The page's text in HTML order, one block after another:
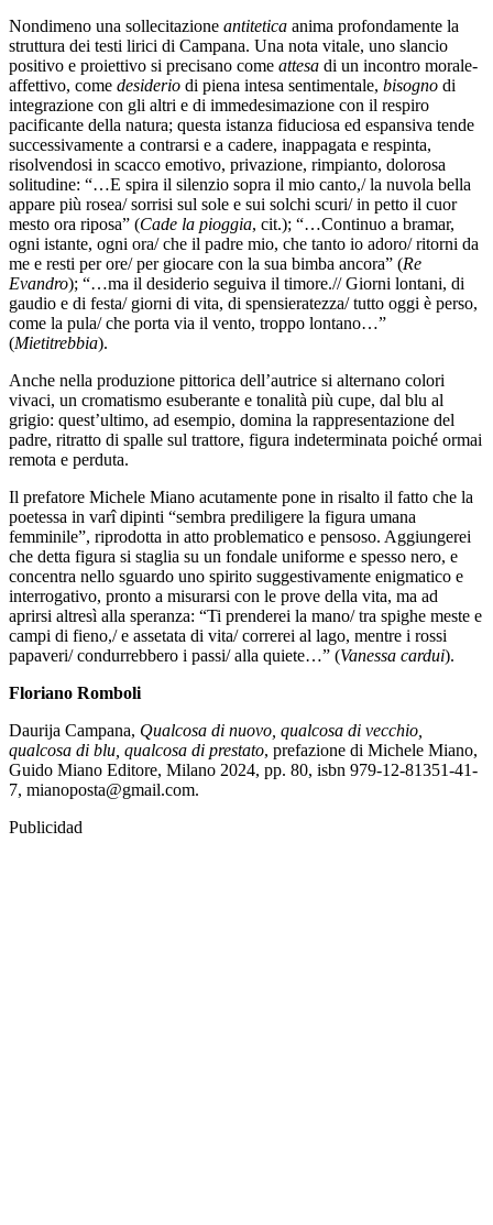
Nondimeno una sollecitazione antitetica anima profondamente la
struttura dei testi lirici di Campana. Una nota vitale, uno slancio
positivo e proiettivo si precisano come attesa di un incontro morale-
affettivo, come desiderio di piena intesa sentimentale, bisogno di
integrazione con gli altri e di immedesimazione con il respiro
pacificante della natura; questa istanza fiduciosa ed espansiva tende
successivamente a contrarsi e a cadere, inappagata e respinta,
risolvendosi in scacco emotivo, privazione, rimpianto, dolorosa
solitudine: “…E spira il silenzio sopra il mio canto,/ la nuvola bella
appare più rosea/ sorrisi sul sole e sui solchi scuri/ in petto il cuor
mesto ora riposa” (Cade la pioggia, cit.); “…Continuo a bramar,
ogni istante, ogni ora/ che il padre mio, che tanto io adoro/ ritorni da
me e resti per ore/ per giocare con la sua bimba ancora” (Re
Evandro); “…ma il desiderio seguiva il timore.// Giorni lontani, di
gaudio e di festa/ giorni di vita, di spensieratezza/ tutto oggi è perso,
come la pula/ che porta via il vento, troppo lontano…”
(Mietitrebbia).
Anche nella produzione pittorica dell’autrice si alternano colori
vivaci, un cromatismo esuberante e tonalità più cupe, dal blu al
grigio: quest’ultimo, ad esempio, domina la rappresentazione del
padre, ritratto di spalle sul trattore, figura indeterminata poiché ormai
remota e perduta.
Il prefatore Michele Miano acutamente pone in risalto il fatto che la
poetessa in varî dipinti “sembra prediligere la figura umana
femminile”, riprodotta in atto problematico e pensoso. Aggiungerei
che detta figura si staglia su un fondale uniforme e spesso nero, e
concentra nello sguardo uno spirito suggestivamente enigmatico e
interrogativo, pronto a misurarsi con le prove della vita, ma ad
aprirsi altresì alla speranza: “Ti prenderei la mano/ tra spighe meste e
campi di fieno,/ e assetata di vita/ correrei al lago, mentre i rossi
papaveri/ condurrebbero i passi/ alla quiete…” (Vanessa cardui).
Floriano Romboli
Daurija Campana, Qualcosa di nuovo, qualcosa di vecchio,
qualcosa di blu, qualcosa di prestato, prefazione di Michele Miano,
Guido Miano Editore, Milano 2024, pp. 80, isbn 979-12-81351-41-
7, mianoposta@gmail.com.
Publicidad